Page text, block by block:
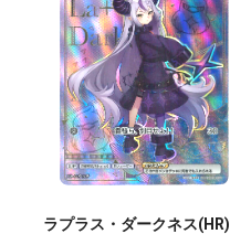
ラプラス・ダークネス(HR)